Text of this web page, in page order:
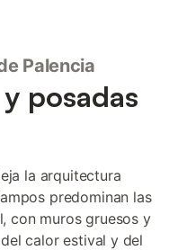
Palencia
posadas
la arquitectura
predominan las
con muros gruesos y
calor estival y del